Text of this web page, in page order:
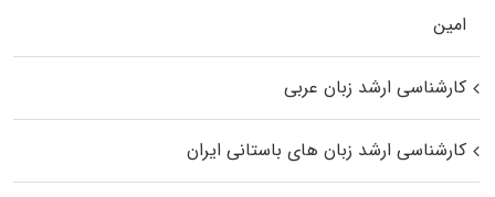
اﻣﻴﻦ
کارشناسی ارشد زبان عربی
کارشناسی ارشد زبان‌ های باستانی ایران